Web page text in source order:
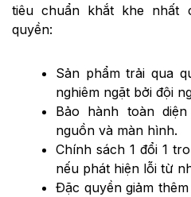
tiêu chuẩn khắt khe nhất
quyền:
Sản phẩm trải qua
nghiêm ngặt bởi đội
Bảo hành toàn
nguồn và màn hình.
Chính sách 1 đổi 1
nếu phát hiện lỗi từ
Đặc quyền giảm